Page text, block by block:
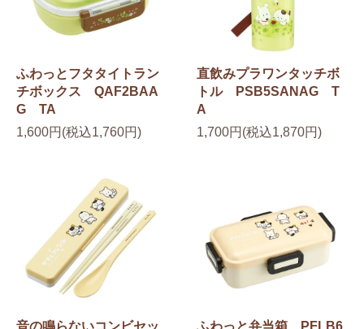
ふわっとフタタイトラン
チボックス QAF2BAA
G TA
1,600円(税込1,760円)
直飲みプラワンタッチボ
トル PSB5SANAG T
A
1,700円(税込1,870円)